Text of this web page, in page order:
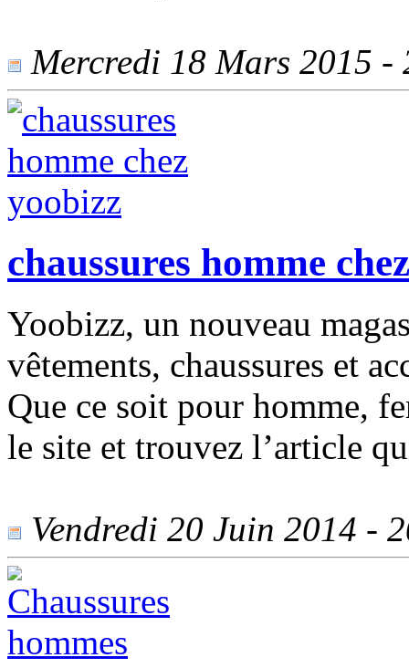
Mercredi 18 Mars 2015 -
chaussures homme
Yoobizz, un nouveau
vêtements, chaussures et
Que ce soit pour homme,
le site et trouvez l’article
Vendredi 20 Juin 2014 -